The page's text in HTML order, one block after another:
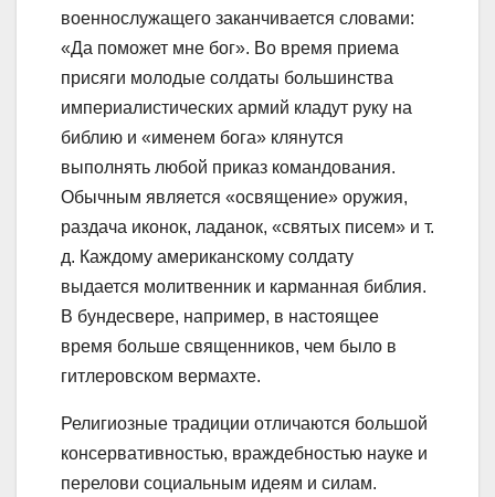
военнослужащего заканчивается словами:
«Да поможет мне бог». Во время приема
присяги молодые солдаты большинства
империалистических армий кладут руку на
библию и «именем бога» клянутся
выполнять любой приказ командования.
Обычным является «освящение» оружия,
раздача иконок, ладанок, «святых писем» и т.
д. Каждому американскому солдату
выдается молитвенник и карманная библия.
В бундесвере, напримep, в настоящее
время больше священников, чем было в
гитлеровском вермахте.
Религиозные традиции отличаются большой
консервативностью, враждебностью науке и
перелови социальным идеям и силам.